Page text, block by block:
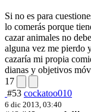
Si no es para
lo comerás porque
cazar animales no
alguna vez me pierdo
cazaría mi propia
dianas y objetivos
17
#53 cockatoo010
6 dic 2013, 03:40